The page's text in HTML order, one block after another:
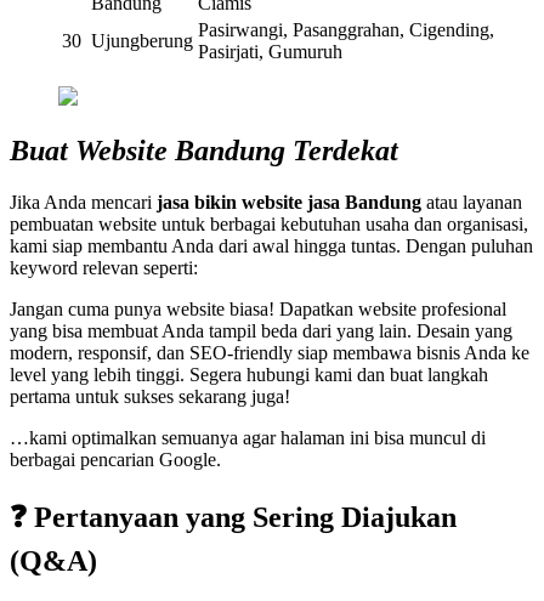
30 Ujungberung
Pasirwangi, Pasanggrahan, Cigending,
Pasirjati, Gumuruh
Buat Website Bandung Terdekat
Jika Anda mencari jasa bikin website jasa Bandung atau layanan
pembuatan website untuk berbagai kebutuhan usaha dan organisasi,
kami siap membantu Anda dari awal hingga tuntas. Dengan puluhan
keyword relevan seperti:
Jangan cuma punya website biasa! Dapatkan website profesional
yang bisa membuat Anda tampil beda dari yang lain. Desain yang
modern, responsif, dan SEO-friendly siap membawa bisnis Anda ke
level yang lebih tinggi. Segera hubungi kami dan buat langkah
pertama untuk sukses sekarang juga!
…kami optimalkan semuanya agar halaman ini bisa muncul di
berbagai pencarian Google.
❓ Pertanyaan yang Sering Diajukan
(Q&A)